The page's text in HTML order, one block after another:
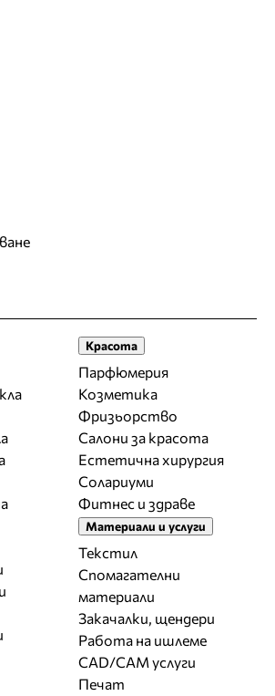
Красота
Парфюмерия
Козметика
Фризьорство
Салони за красота
Естетична хирургия
Солариуми
Фитнес и здраве
Материали и услуги
Текстил
Спомагателни
материали
Закачалки, щендери
Работа на ишлеме
CAD/CAM услуги
Печат